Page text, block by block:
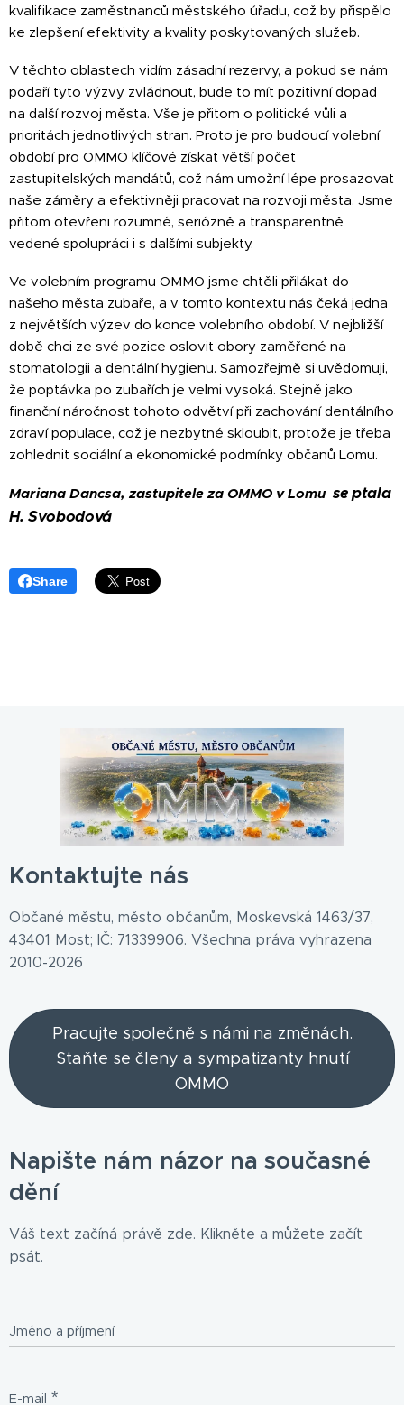
kvalifikace zaměstnanců městského úřadu, což by přispělo
ke zlepšení efektivity a kvality poskytovaných služeb.
V těchto oblastech vidím zásadní rezervy, a pokud se nám
podaří tyto výzvy zvládnout, bude to mít pozitivní dopad
na další rozvoj města. Vše je přitom o politické vůli a
prioritách jednotlivých stran. Proto je pro budoucí volební
období pro OMMO klíčové získat větší počet
zastupitelských mandátů, což nám umožní lépe prosazovat
naše záměry a efektivněji pracovat na rozvoji města. Jsme
přitom otevřeni rozumné, seriózně a transparentně
vedené spolupráci i s dalšími subjekty.
Ve volebním programu OMMO jsme chtěli přilákat do
našeho města zubaře, a v tomto kontextu nás čeká jedna
z největších výzev do konce volebního období. V nejbližší
době chci ze své pozice oslovit obory zaměřené na
stomatologii a dentální hygienu. Samozřejmě si uvědomuji,
že poptávka po zubařích je velmi vysoká. Stejně jako
finanční náročnost tohoto odvětví při zachování dentálního
zdraví populace, což je nezbytné skloubit, protože je třeba
zohlednit sociální a ekonomické podmínky občanů Lomu.
Mariana Dancsa, zastupitele za OMMO v Lomu se ptala
H. Svobodová
Share
Kontaktujte nás
Občané městu, město občanům, Moskevská 1463/37,
43401 Most; IČ: 71339906. Všechna práva vyhrazena
2010-2026
Pracujte společně s námi na změnách.
Staňte se členy a sympatizanty hnutí
OMMO
Napište nám názor na současné
dění
Váš text začíná právě zde. Klikněte a můžete začít
psát.
Jméno a příjmení
E-mail